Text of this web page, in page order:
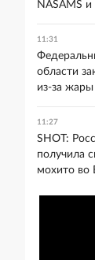
NASAMS и
11:31
области
из-за жары
11:27
SHOT:
получила
мохито во